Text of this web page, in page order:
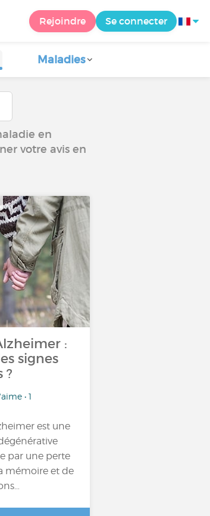
Rejoindre Se connecter
Maladies
en
votre avis en
:
signes
?
• 1
est une
par une perte
mémoire et de